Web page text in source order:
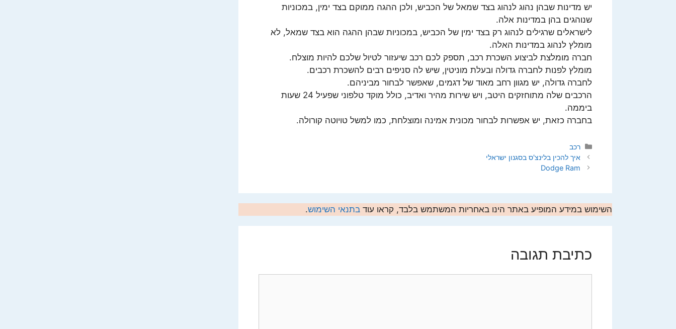
יש מדינות שבהן נהוג לנהוג בצד שמאל של הכביש, ולכן ההגה ממוקם בצד ימין, במכוניות
שנוהגים בהן במדינות אלה.
לישראלים שרגילים לנהוג רק בצד ימין של הכביש, במכוניות שבהן ההגה הוא בצד שמאל, לא
מומלץ לנהוג במדינות האלה.
חברה מומלצת לביצוע השכרת רכב, תספק לכם רכב שיעזור לטיול שלכם להיות מוצלח.
מומלץ לפנות לחברה גדולה ובעלת מוניטין, שיש לה סניפים רבים להשכרת רכבים.
לחברה גדולה, יש מגוון רחב מאוד של דגמים, שאפשר לבחור מביניהם.
הרכבים שלה מתוחזקים היטב, ויש שירות מהיר ואדיב, כולל מוקד טלפוני שפעיל 24 שעות
ביממה.
בחברה כזאת, יש אפשרות לבחור מכונית אמינה ומוצלחת, כמו למשל טויוטה קורולה.
קטגוריות
רכב
איך להכין בלינצ'ס בסגנון ישראלי
Dodge Ram
השימוש במידע המופיע באתר הינו באחריות המשתמש בלבד, קראו עוד בתנאי השימוש.
כתיבת תגובה